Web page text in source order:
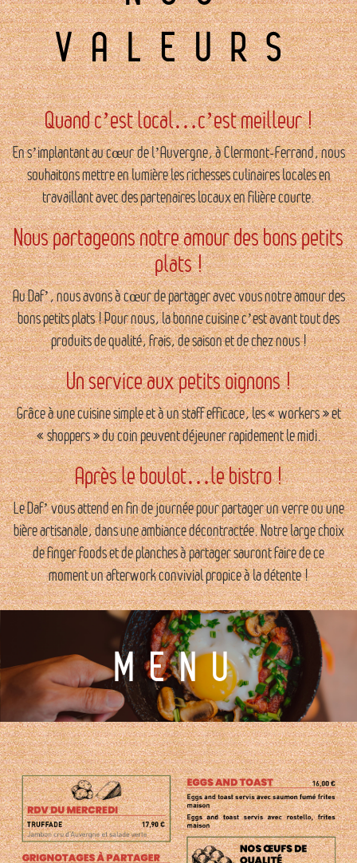
VALEURS
Quand c’est local…c’est meilleur !
En s’implantant au cœur de l’Auvergne, à Clermont-Ferrand, nous
souhaitons mettre en lumière les richesses culinaires locales en
travaillant avec des partenaires locaux en filière courte.
Nous partageons notre amour des bons petits
plats !
Au Daf’, nous avons à cœur de partager avec vous notre amour des
bons petits plats ! Pour nous, la bonne cuisine c’est avant tout des
produits de qualité, frais, de saison et de chez nous !
Un service aux petits oignons !
Grâce à une cuisine simple et à un staff efficace, les « workers » et
« shoppers » du coin peuvent déjeuner rapidement le midi.
Après le boulot…le bistro !
Le Daf’ vous attend en fin de journée pour partager un verre ou une
bière artisanale, dans une ambiance décontractée. Notre large choix
de finger foods et de planches à partager sauront faire de ce
moment un afterwork convivial propice à la détente !
MENU